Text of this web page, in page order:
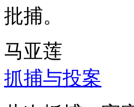
批捕。
马亚莲
抓捕与投案